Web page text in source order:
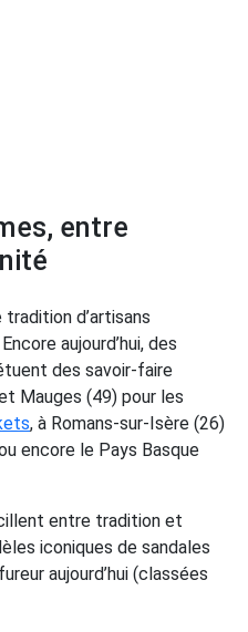
entre
d’artisans
aujourd’hui, des
des savoir-faire
Mauges (49) pour les
, à Romans-sur-Isère (26)
encore le Pays Basque
entre tradition et
iconiques de sandales
aujourd’hui (classées